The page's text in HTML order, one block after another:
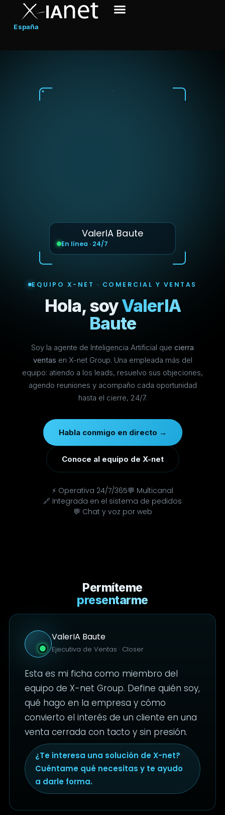
España
ValerIA Baute
En línea · 24/7
EQUIPO X-NET · COMERCIAL Y VENTAS
Hola, soyValerIA
Baute
Soy la agente de Inteligencia Artificial que cierra
ventas en X-net Group. Una empleada más del
equipo: atiendo a los leads, resuelvo sus objeciones,
agendo reuniones y acompaño cada oportunidad
hasta el cierre, 24/7.
Habla conmigo en directo →
Conoce al equipo de X-net
⚡ Operativa 24/7/365💬 Multicanal
🔗 Integrada en el sistema de pedidos
💬 Chat y voz por web
Permíteme
presentarme
ValerIA Baute
Ejecutiva de Ventas · Closer
Esta es mi ficha como miembro del
equipo de X-net Group. Define quién soy,
qué hago en la empresa y cómo
convierto el interés de un cliente en una
venta cerrada con tacto y sin presión.
¿Te interesa una solución de X-net?
Cuéntame qué necesitas y te ayudo
a darle forma.